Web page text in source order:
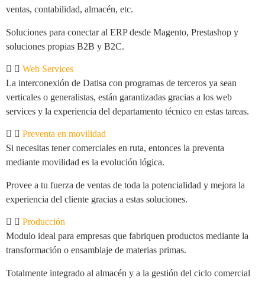
ventas, contabilidad, almacén, etc.
Soluciones para conectar al ERP desde Magento, Prestashop y
soluciones propias B2B y B2C.
Web Services
La interconexión de Datisa con programas de terceros ya sean
verticales o generalistas, están garantizadas gracias a los web
services y la experiencia del departamento técnico en estas tareas.
Preventa en movilidad
Si necesitas tener comerciales en ruta, entonces la preventa
mediante movilidad es la evolución lógica.
Provee a tu fuerza de ventas de toda la potencialidad y mejora la
experiencia del cliente gracias a estas soluciones.
Producción
Modulo ideal para empresas que fabriquen productos mediante la
transformación o ensamblaje de materias primas.
Totalmente integrado al almacén y a la gestión del ciclo comercial